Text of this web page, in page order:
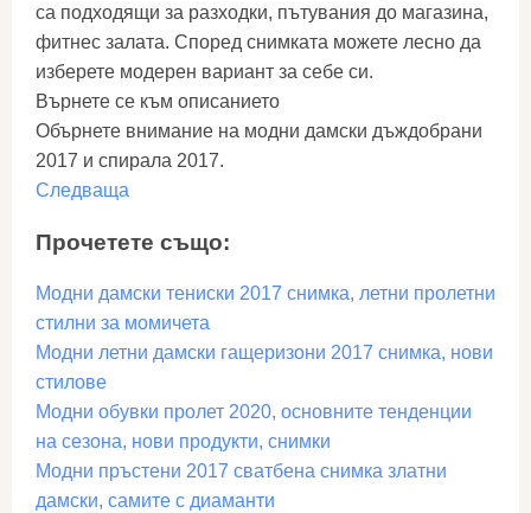
са подходящи за разходки, пътувания до магазина,
фитнес залата. Според снимката можете лесно да
изберете модерен вариант за себе си.
Върнете се към описанието
Обърнете внимание на модни дамски дъждобрани
2017 и спирала 2017.
Следваща
Прочетете също:
Модни дамски тениски 2017 снимка, летни пролетни
стилни за момичета
Модни летни дамски гащеризони 2017 снимка, нови
стилове
Модни обувки пролет 2020, основните тенденции
на сезона, нови продукти, снимки
Модни пръстени 2017 сватбена снимка златни
дамски, самите с диаманти